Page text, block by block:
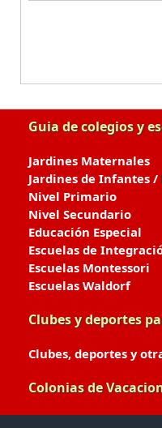
Guia de colegios y
Jardines Maternales
Jardines de Infantes
Nivel Primario
Nivel Secundario
Educación Especial
Escuelas de
Escuelas Montessori
Escuelas Waldorf
Clubes y deportes
Clubes, deportes y
Colonias de